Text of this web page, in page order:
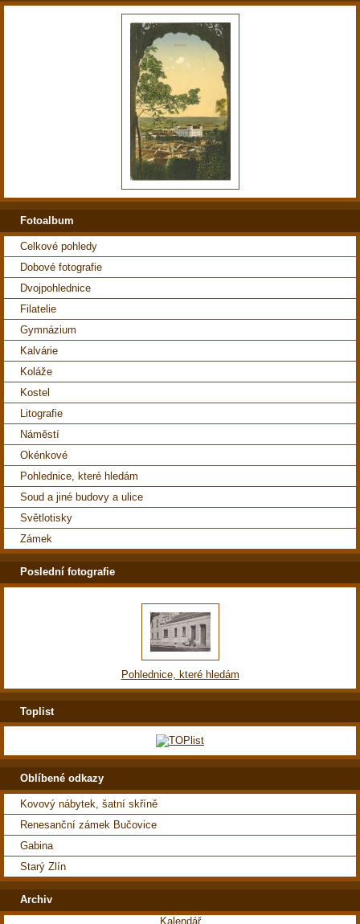
Fotoalbum
Celkové pohledy
Dobové fotografie
Dvojpohlednice
Filatelie
Gymnázium
Kalvárie
Koláže
Kostel
Litografie
Náměstí
Okénkové
Pohlednice, které hledám
Soud a jiné budovy a ulice
Světlotisky
Zámek
Poslední fotografie
Pohlednice, které hledám
Toplist
Oblíbené odkazy
Kovový nábytek, šatní skříně
Renesanční zámek Bučovice
Gabina
Starý Zlín
Archiv
Kalendář